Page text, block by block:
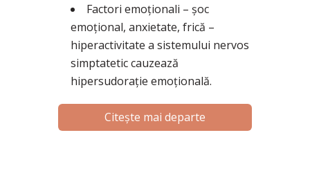
Factori emoționali – șoc
emoțional, anxietate, frică –
hiperactivitate a sistemului nervos
simptatetic cauzează
hipersudorație emoțională.
Citește mai departe